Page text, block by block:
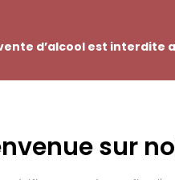
d’alcool est interdite
sur
NASTI